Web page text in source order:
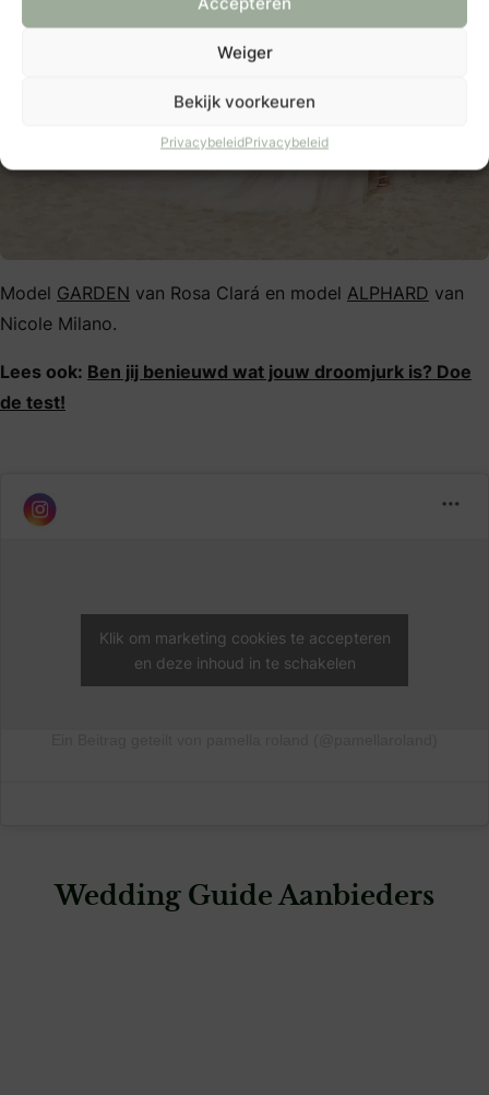
Weiger
Bekijk voorkeuren
PrivacybeleidPrivacybeleid
Model GARDEN van Rosa Clará en model ALPHARD van
Nicole Milano.
Lees ook: Ben jij benieuwd wat jouw droomjurk is? Doe
de test!
Klik om marketing cookies te accepteren
en deze inhoud in te schakelen
Wedding Guide Aanbieders